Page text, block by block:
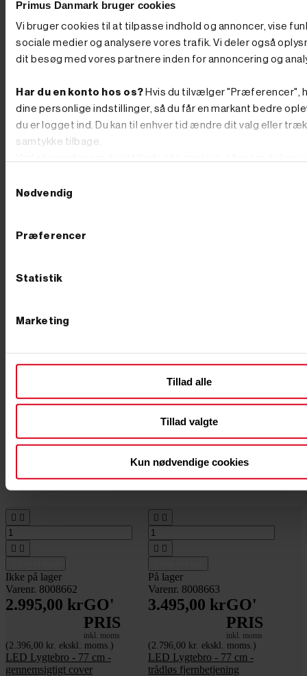
Primus Danmark bruger cookies
Vi bruger cookies til at tilpasse indhold og annoncer, vise
sociale medier og analysere vores trafik. Vi deler også
dit besøg med vores partnere inden for annoncering og
Har du en konto hos os? Hvis du tilvælger "Præferencer",
dine personlige indstillinger, så du får en markant bedre
du er logget ind. Du kan til enhver tid ændre dit valg eller
samtykke tilbage.
Nødvendig
Præferencer
Statistik
Marketing
Tillad alle
Tillad valgte
Kun nødvendige cookies
cm - 75 watt - 12/24 volt -
Natsænkning
gennemsigtigt cover
 
 
Ikke på lager
Varenr. 8008662
2.995,00 krGO'
PRIS
inkl. moms
(2.396,00 kr. ekskl. moms.)
LED Lygtebro - 77 cm -
gennemsigtigt cover
 
 
På lager
Varenr. 8008663
3.495,00 krGO'
PRIS
inkl. moms
(2.796,00 kr. ekskl. moms.)
LED Lygtebro - 77 cm -
trådløs fjernbetjening